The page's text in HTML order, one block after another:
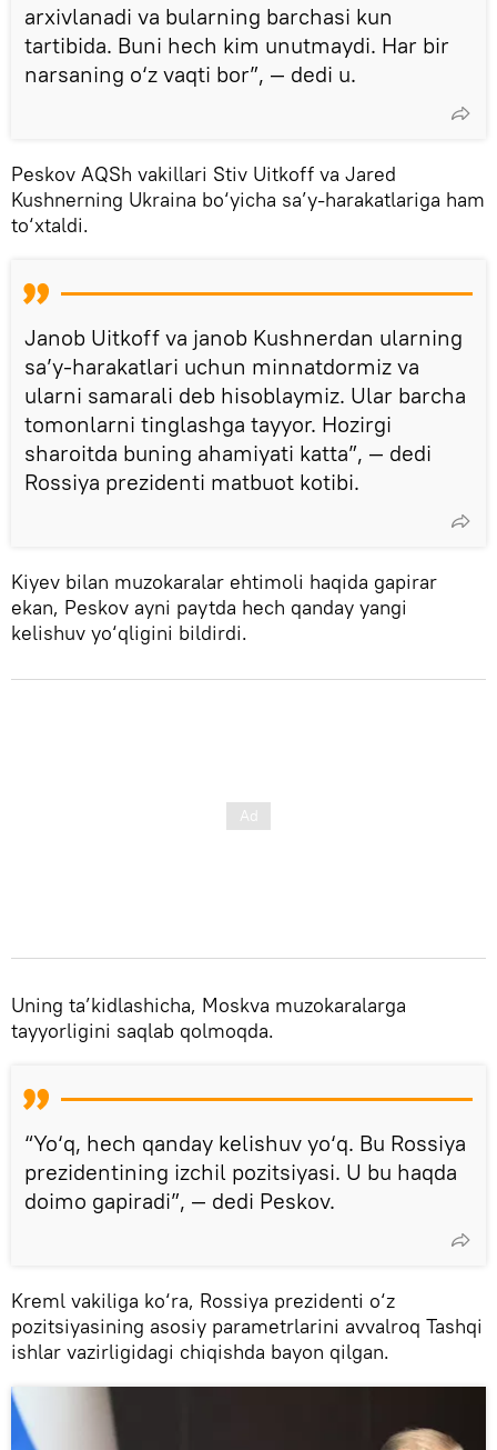
arxivlanadi va bularning barchasi kun
tartibida. Buni hech kim unutmaydi. Har bir
narsaning o‘z vaqti bor”, — dedi u.
Peskov AQSh vakillari Stiv Uitkoff va Jared
Kushnerning Ukraina bo‘yicha sa’y-harakatlariga ham
to‘xtaldi.
Janob Uitkoff va janob Kushnerdan ularning
sa’y-harakatlari uchun minnatdormiz va
ularni samarali deb hisoblaymiz. Ular barcha
tomonlarni tinglashga tayyor. Hozirgi
sharoitda buning ahamiyati katta”, — dedi
Rossiya prezidenti matbuot kotibi.
Kiyev bilan muzokaralar ehtimoli haqida gapirar
ekan, Peskov ayni paytda hech qanday yangi
kelishuv yo‘qligini bildirdi.
Uning ta’kidlashicha, Moskva muzokaralarga
tayyorligini saqlab qolmoqda.
“Yo‘q, hech qanday kelishuv yo‘q. Bu Rossiya
prezidentining izchil pozitsiyasi. U bu haqda
doimo gapiradi”, — dedi Peskov.
Kreml vakiliga ko‘ra, Rossiya prezidenti o‘z
pozitsiyasining asosiy parametrlarini avvalroq Tashqi
ishlar vazirligidagi chiqishda bayon qilgan.